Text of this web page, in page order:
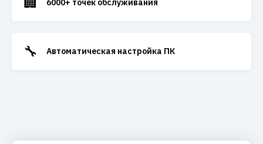
6000+ точек обслуживания
🔧 Автоматическая настройка ПК